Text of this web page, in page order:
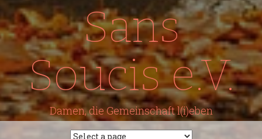
Sans
Soucis e.V.
Damen, die Gemeinschaft l(i)eben